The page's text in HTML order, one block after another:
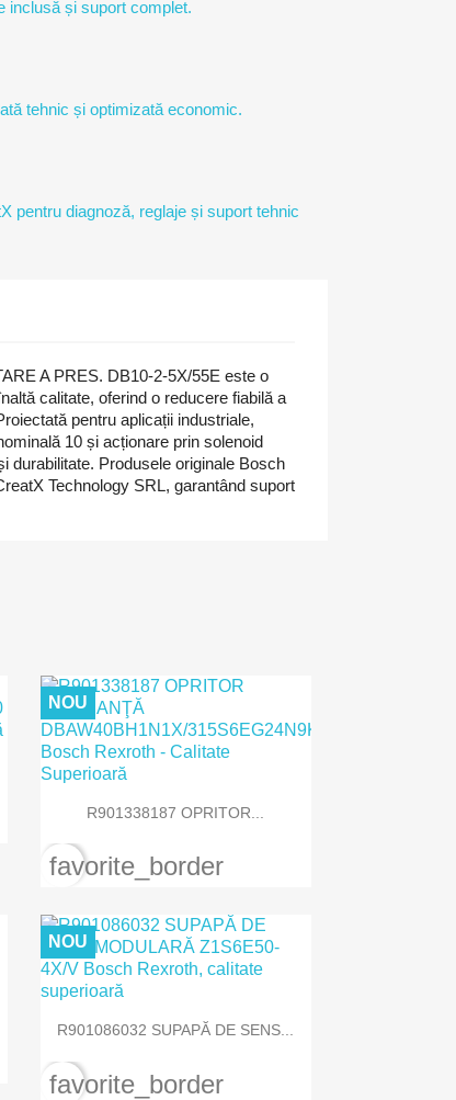
inclusă și suport complet.
tehnic și optimizată economic.
pentru diagnoză, reglaje și suport tehnic
A PRES. DB10-2-5X/55E este o
calitate, oferind o reducere fiabilă a
pentru aplicații industriale,
10 și acționare prin solenoid
durabilitate. Produsele originale Bosch
Technology SRL, garantând suport
 Vizualizare rapida
R901338187 OPRITOR...
NOU
favorite_border
 Vizualizare rapida
R901086032 SUPAPĂ DE SENS...
NOU
favorite_border